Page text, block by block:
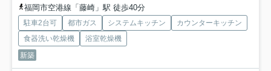
福岡市空港線「藤崎」駅 徒歩40分
駐車2台可 都市ガス システムキッチン
カウンターキッチン
食器洗い乾燥機
浴室乾燥機
新築